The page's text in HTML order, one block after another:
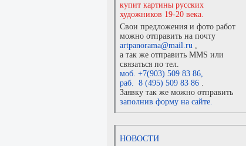
купит картины русских
художников 19-20 века.
Свои предложения и фото работ
можно отправить на почту
artpanorama@mail.ru ,
а так же отправить MMS или
связаться по тел.
моб. +7(903) 509 83 86,
раб. 8 (495) 509 83 86 .
Заявку так же можно отправить
заполнив форму на сайте.
НОВОСТИ